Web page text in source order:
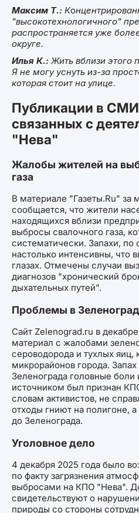
Максим Т.: Ко
"высокотехнологичного"
распространяется уже
округе.
Илья К.: Жить вблизи этого
Я не могу уснуть из-за
которая стоит на улице.
Публикации в
связанных с
"Нева"
Жалобы жителей на
газа
В материале "Газеты.Ru" за
сообщается, что жители
находящихся вблизи
выбросы свалочного газа,
систематически. Запахи, по
настолько интенсивны, что
глазах. Отмечены случаи
диагнозов "хронический
дыхательных путей".
Проблемы в
Сайт Zelenograd.ru в
материал с жалобами
сероводорода и тухлых яиц,
микрорайонов города.
Зеленограда головные боли
источником был признан
словам активистов, не
отходы гниют на полигоне,
до Зеленограда.
Уголовное дело
4 декабря 2025 года было
по факту загрязнения
выбросами на КПО "Нева".
свидетельствуют о
природы со стороны